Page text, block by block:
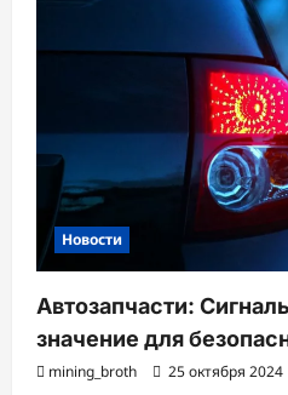
и
Новости
Автозапчасти:
значение для
mining_broth 25 октября 2024